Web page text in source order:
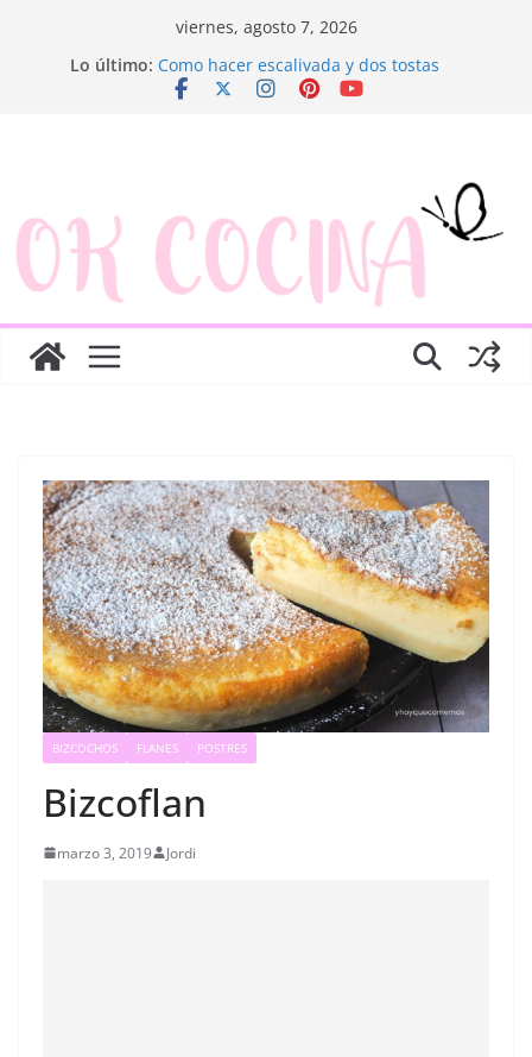
viernes, agosto 7, 2026
Lo último: Como hacer escalivada y dos tostas
Trenza de hojaldre con jamón y queso
BIZCOCHOS FLANES POSTRES
Bizcoflan
marzo 3, 2019 Jordi